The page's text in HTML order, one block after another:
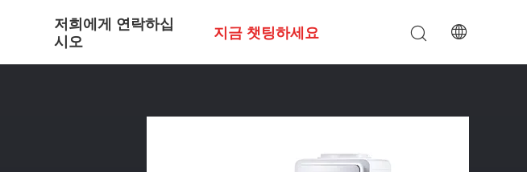
저희에게 연락하십
시오
지금 챗팅하세요